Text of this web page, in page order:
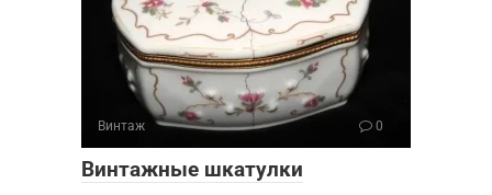
Винтаж 0
Винтажные шкатулки